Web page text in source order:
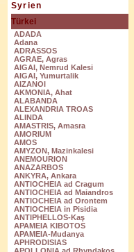
Syrien
Türkei
ADADA
Adana
ADRASSOS
AGRAE, Agras
AIGAI, Nemrud Kalesi
AIGAI, Yumurtalik
AIZANOI
AKMONIA, Ahat
ALABANDA
ALEXANDRIA TROAS
ALINDA
AMASTRIS, Amasra
AMORIUM
AMOS
AMYZON, Mazinkalesi
ANEMOURION
ANAZARBOS
ANKYRA, Ankara
ANTIOCHEIA ad Cragum
ANTIOCHEIA ad Maiandros
ANTIOCHEIA ad Orontem
ANTIOCHEIA in Pisidia
ANTIPHELLOS-Kaş
APAMEIA KIBOTOS
APAMEIA-Mudanya
APHRODISIAS